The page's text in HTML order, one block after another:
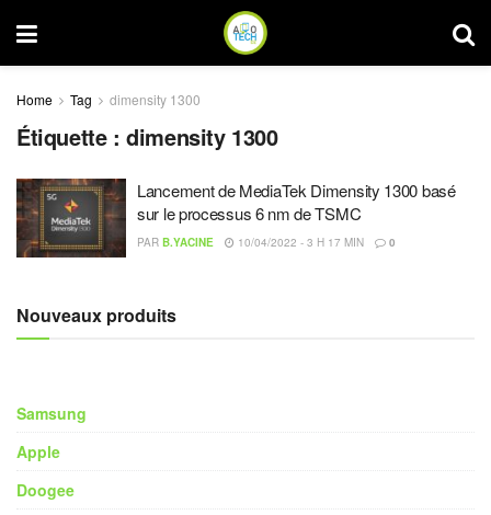
Home Tag dimensity 1300
Étiquette :dimensity 1300
Lancement de MediaTek Dimensity 1300 basé
sur le processus 6 nm de TSMC
PAR B.YACINE 10/04/2022 - 3 H 17 MIN 0
Nouveaux produits
Samsung
Apple
Doogee